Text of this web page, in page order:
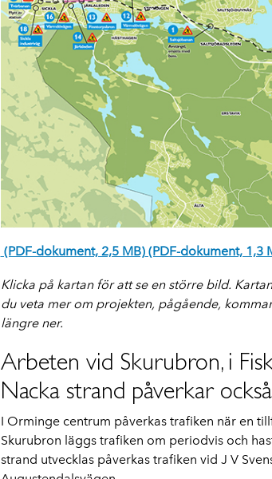
(PDF-dokument, 2,5 MB)(PDF-dokument, 1,3
Klicka på kartan för att se en större bild.
du veta mer om projekten, pågående,
längre ner.
Arbeten vid Skurubron, i
Nacka strand påverkar
I Orminge centrum påverkas trafiken när en
Skurubron läggs trafiken om periodvis och
strand utvecklas påverkas trafiken vid J V